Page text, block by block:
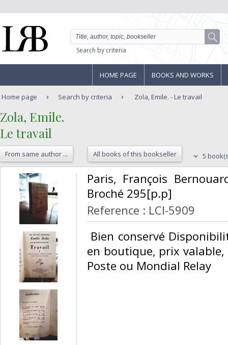
Search by criteria
HOME PAGE BOOKS AND WORKS
Home page Search by criteria Zola, Emile. - Le travail
‎Zola, Emile.‎
‎Le travail‎
From same author ... All books of this bookseller 5
‎Paris, François
Broché 295[p.p] ‎
Reference : LCI-5909
Bien conservé
en boutique, prix
Poste ou Mondial Relay‎